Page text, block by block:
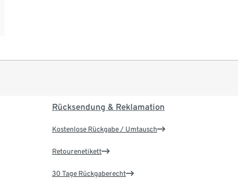
Rücksendung & Reklamation
Kostenlose Rückgabe / Umtausch
Retourenetikett
30 Tage Rückgaberecht